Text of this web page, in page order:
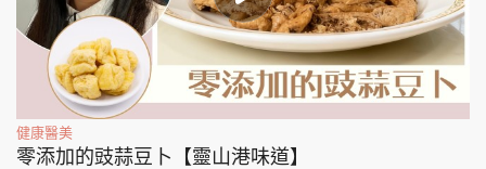
健康醫美
零添加的豉蒜豆卜【靈山港味道】